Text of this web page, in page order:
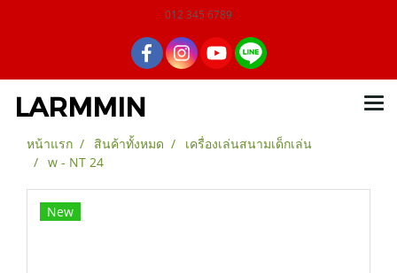
012 345 6789
LARMMIN
หน้าแรก สินค้าทั้งหมด
เครื่องเล่นสนามเด็กเล่น
w - NT 24
New